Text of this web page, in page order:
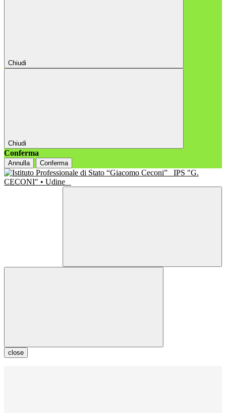
Chiudi
Chiudi
Conferma
Annulla Conferma
IPS "G.
CECONI" • Udine
close